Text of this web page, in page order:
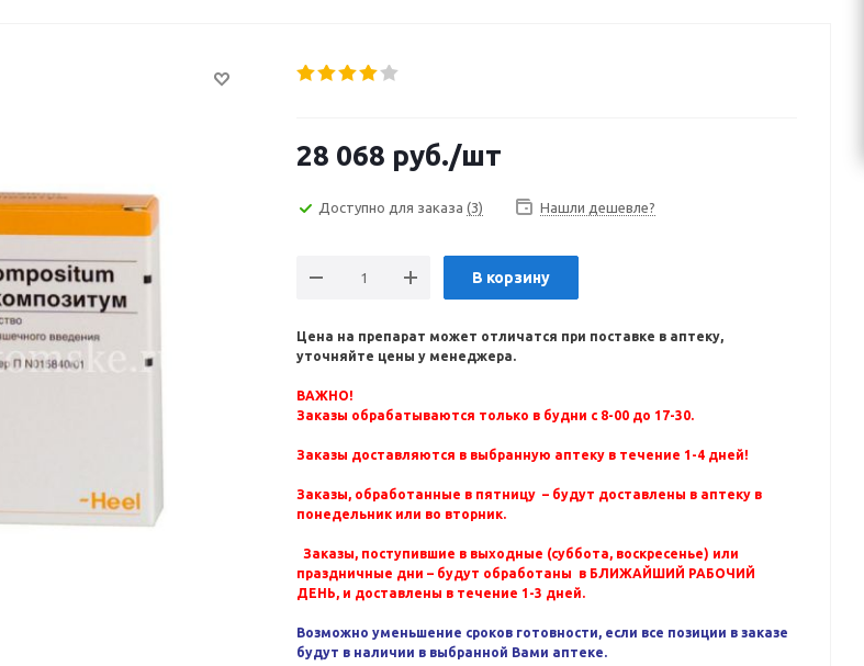
28 068 руб./шт
Доступно для заказа (3) Нашли дешевле?
В корзину
Цена на препарат может отличатся при поставке в аптеку,
уточняйте цены у менеджера.
ВАЖНО!
Заказы обрабатываются только в будни с 8-00 до 17-30.
Заказы доставляются в выбранную аптеку в течение 1-4 дней!
Заказы, обработанные в пятницу – будут доставлены в аптеку в
понедельник или во вторник.
Заказы, поступившие в выходные (суббота, воскресенье) или
праздничные дни – будут обработаны в БЛИЖАЙШИЙ РАБОЧИЙ
ДЕНЬ, и доставлены в течение 1-3 дней.
Возможно уменьшение сроков готовности, если все позиции в заказе
будут в наличии в выбранной Вами аптеке.